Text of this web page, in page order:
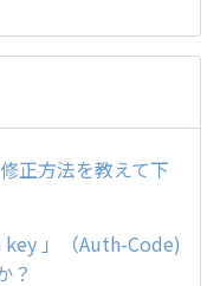
正方法を教えて下
」（Auth-Code)
？